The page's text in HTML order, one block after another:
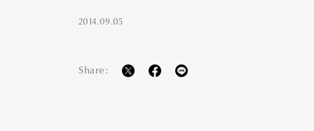
2014.09.05
Share: